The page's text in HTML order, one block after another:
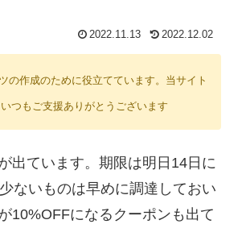
2022.11.13 2022.12.02
の作成のために役立てています。当サイト
つもご支援ありがとうございます
出ています。期限は明日14日に
ないものは早めに調達しておい
10%OFFになるクーポンも出て